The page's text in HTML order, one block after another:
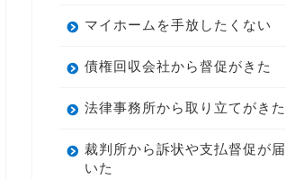
マイホームを手放したくない
債権回収会社から督促がきた
法律事務所から取り立てがきた
裁判所から訴状や支払督促が届
いた